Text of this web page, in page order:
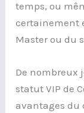
temps, ou
certainement
Master ou du
De nombreux
statut VIP de
avantages du